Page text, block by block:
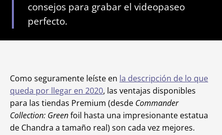
consejos para grabar el videopaseo
perfecto.
Como seguramente leíste en la descripción de lo que
queda por llegar en 2020, las ventajas disponibles
para las tiendas Premium (desde Commander
Collection: Greenfoil hasta una impresionante estatua
de Chandra a tamaño real) son cada vez mejores.